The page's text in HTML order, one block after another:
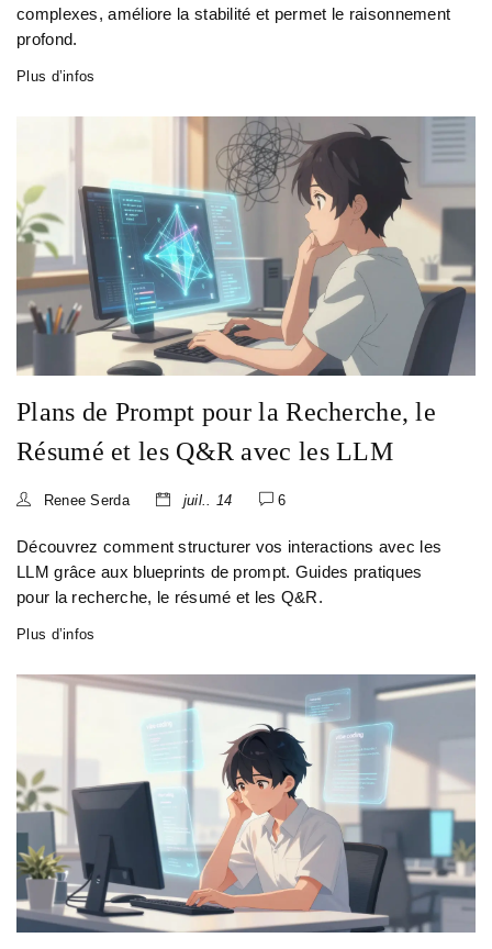
complexes, améliore la stabilité et permet le raisonnement
profond.
Plus d’infos
Plans de Prompt pour la Recherche, le
Résumé et les Q&R avec les LLM
Renee Serda juil.. 14 6
Découvrez comment structurer vos interactions avec les
LLM grâce aux blueprints de prompt. Guides pratiques
pour la recherche, le résumé et les Q&R.
Plus d’infos